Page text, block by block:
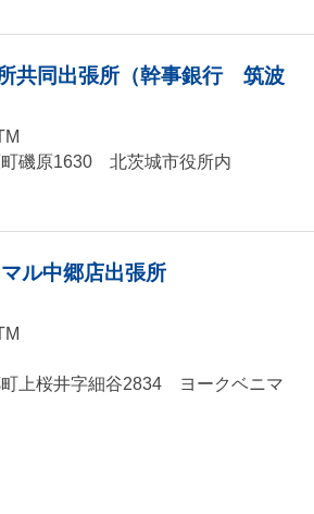
共同出張所（幹事銀行 筑波
磯原1630 北茨城市役所内
ル中郷店出張所
上桜井字細谷2834 ヨークベニマ